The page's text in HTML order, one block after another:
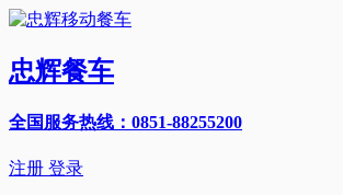
忠辉餐车
全国服务热线：0851-88255200
注册 登录